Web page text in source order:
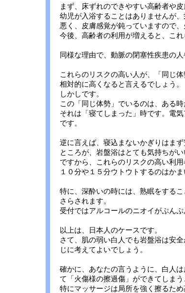
まず、床ずれのできやすい高齢者や皮
幼児が入浴することはありませんが
悪く、皮膚感覚が鈍っていますので
今後、高齢者の利用が増えると、こ
同様な理由で、動脈の閉塞性疾患の
これらのリスクの高い人が、「同じ
相対的に高くなると言えるでしょう。
しかしです。
この「同じ体勢」でいるのは、ある時
それは「寝てしまった」時です。電
です。
逆に言えば、寝込まないかぎりはまず
ところが、岩盤浴はとても気持ちが
ですから、これらのリスクの高い利
１０分や１５分ウトウトするのはか
特に、深酔いの時には、熟眠をする
さらされます。
受付ではアルコールのニオイがぷん
以上は、日本人のケースです。
さて、肌の弱い白人でも岩盤浴は安
じに考えてよいでしょう。
確かに、あなたの言うように、白人
て「火傷様の擦過傷」ができてしまう
特にマッサージは局所を強く擦るた